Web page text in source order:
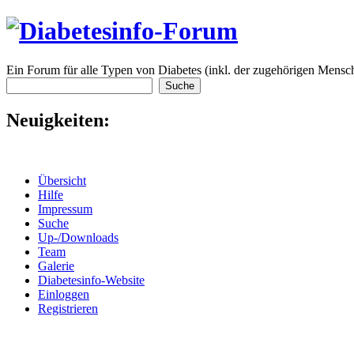
Ein Forum für alle Typen von Diabetes (inkl. der zugehörigen
Neuigkeiten:
Übersicht
Hilfe
Impressum
Suche
Up-/Downloads
Team
Galerie
Diabetesinfo-Website
Einloggen
Registrieren